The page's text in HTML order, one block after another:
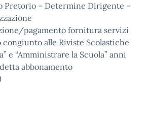
Pretorio – Determine Dirigente –
pagamento fornitura servizi
congiunto alle Riviste Scolastiche
e “Amministrare la Scuola” anni
abbonamento